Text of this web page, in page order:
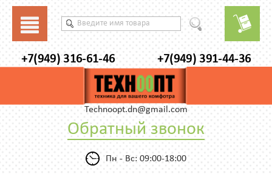
+7(949) 316-61-46 +7(949) 391-44-36
Technoopt.dn@gmail.com
Обратный звонок
Пн - Вс: 09:00-18:00